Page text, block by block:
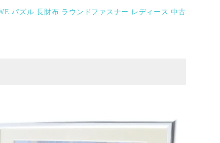
パズル 長財布 ラウンドファスナー レディース 中古